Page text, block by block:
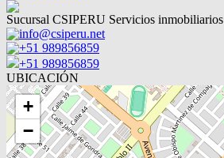
Sucursal CSIPERU Servicios inmobiliarios
info@csiperu.net
+51 989856859
+51 989856859
UBICACIÓN
+
−